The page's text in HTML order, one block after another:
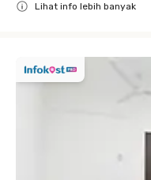
Lihat info lebih banyak